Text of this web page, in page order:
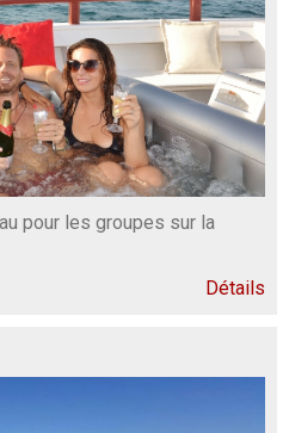
pour les groupes sur la
Détails